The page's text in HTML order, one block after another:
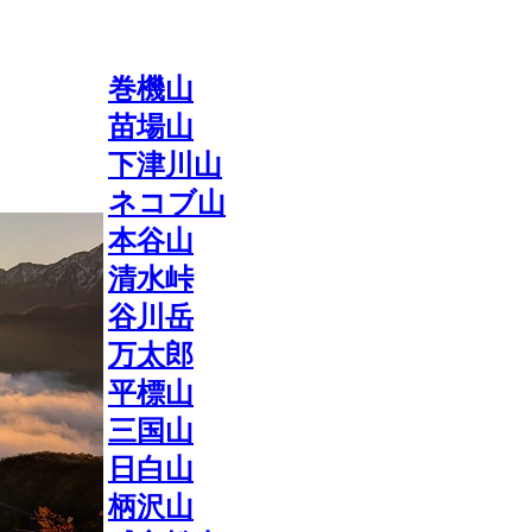
巻機山
苗場山
下津川山
ネコブ山
本谷山
清水峠
谷川岳
万太郎
平標山
三国山
日白山
柄沢山